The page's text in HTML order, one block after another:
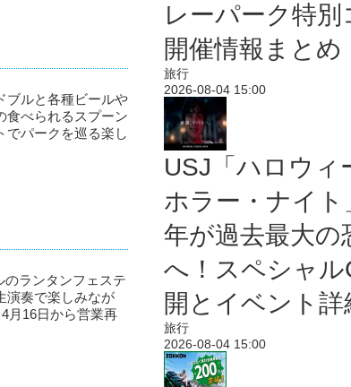
ブルと各種ビールや
食べられるスプーン
でパークを巡る楽し
のランタンフェステ
演奏で楽しみなが
月16日から営業再
レーパーク特別
開催情報まとめ
旅行
2026-08-04 15:00
USJ「ハロウィ
ホラー・ナイト
年が過去最大の
へ！スペシャル
開とイベント詳
旅行
2026-08-04 15:00